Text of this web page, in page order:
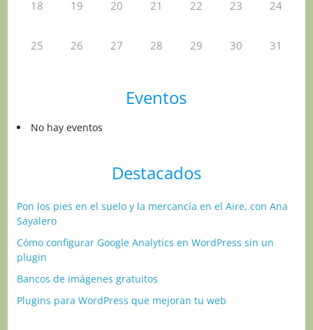
18 19 20 21 22 23 24
25 26 27 28 29 30 31
Eventos
No hay eventos
Destacados
Pon los pies en el suelo y la mercancía en el Aire, con Ana
Sayalero
Cómo configurar Google Analytics en WordPress sin un
plugin
Bancos de imágenes gratuitos
Plugins para WordPress que mejoran tu web